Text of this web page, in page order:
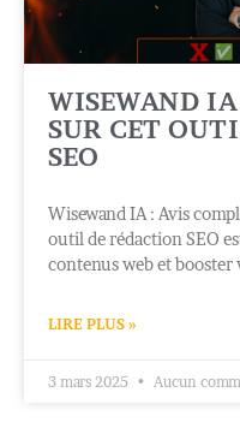
WISEWAND
SUR CET
SEO
Wisewand IA : Avis
outil de rédaction SEO
contenus web et
LIRE PLUS »
3 mars 2025 Aucun